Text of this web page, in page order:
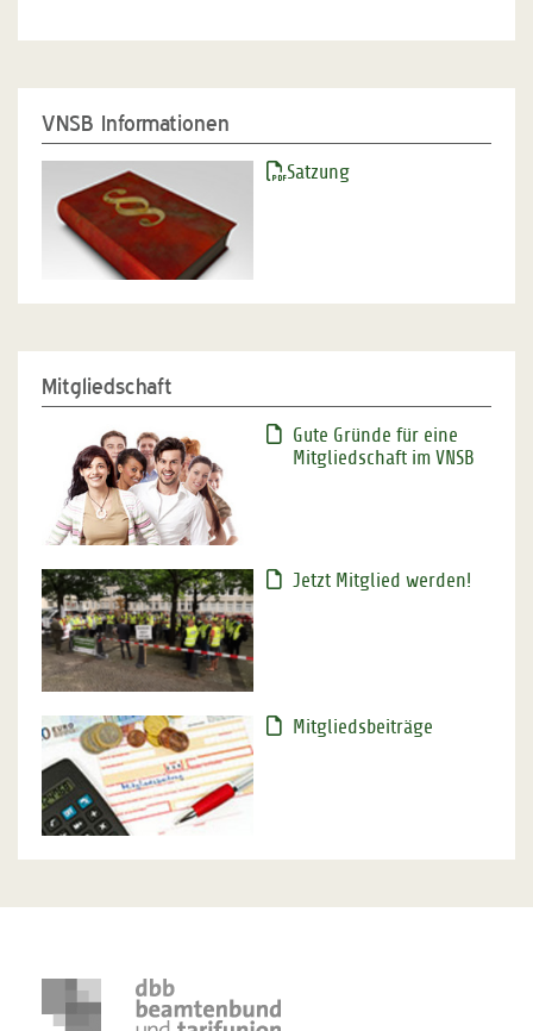
VNSB Informationen
Satzung
Mitgliedschaft
Gute Gründe für eine
Mitgliedschaft im VNSB
Jetzt Mitglied werden!
Mitgliedsbeiträge